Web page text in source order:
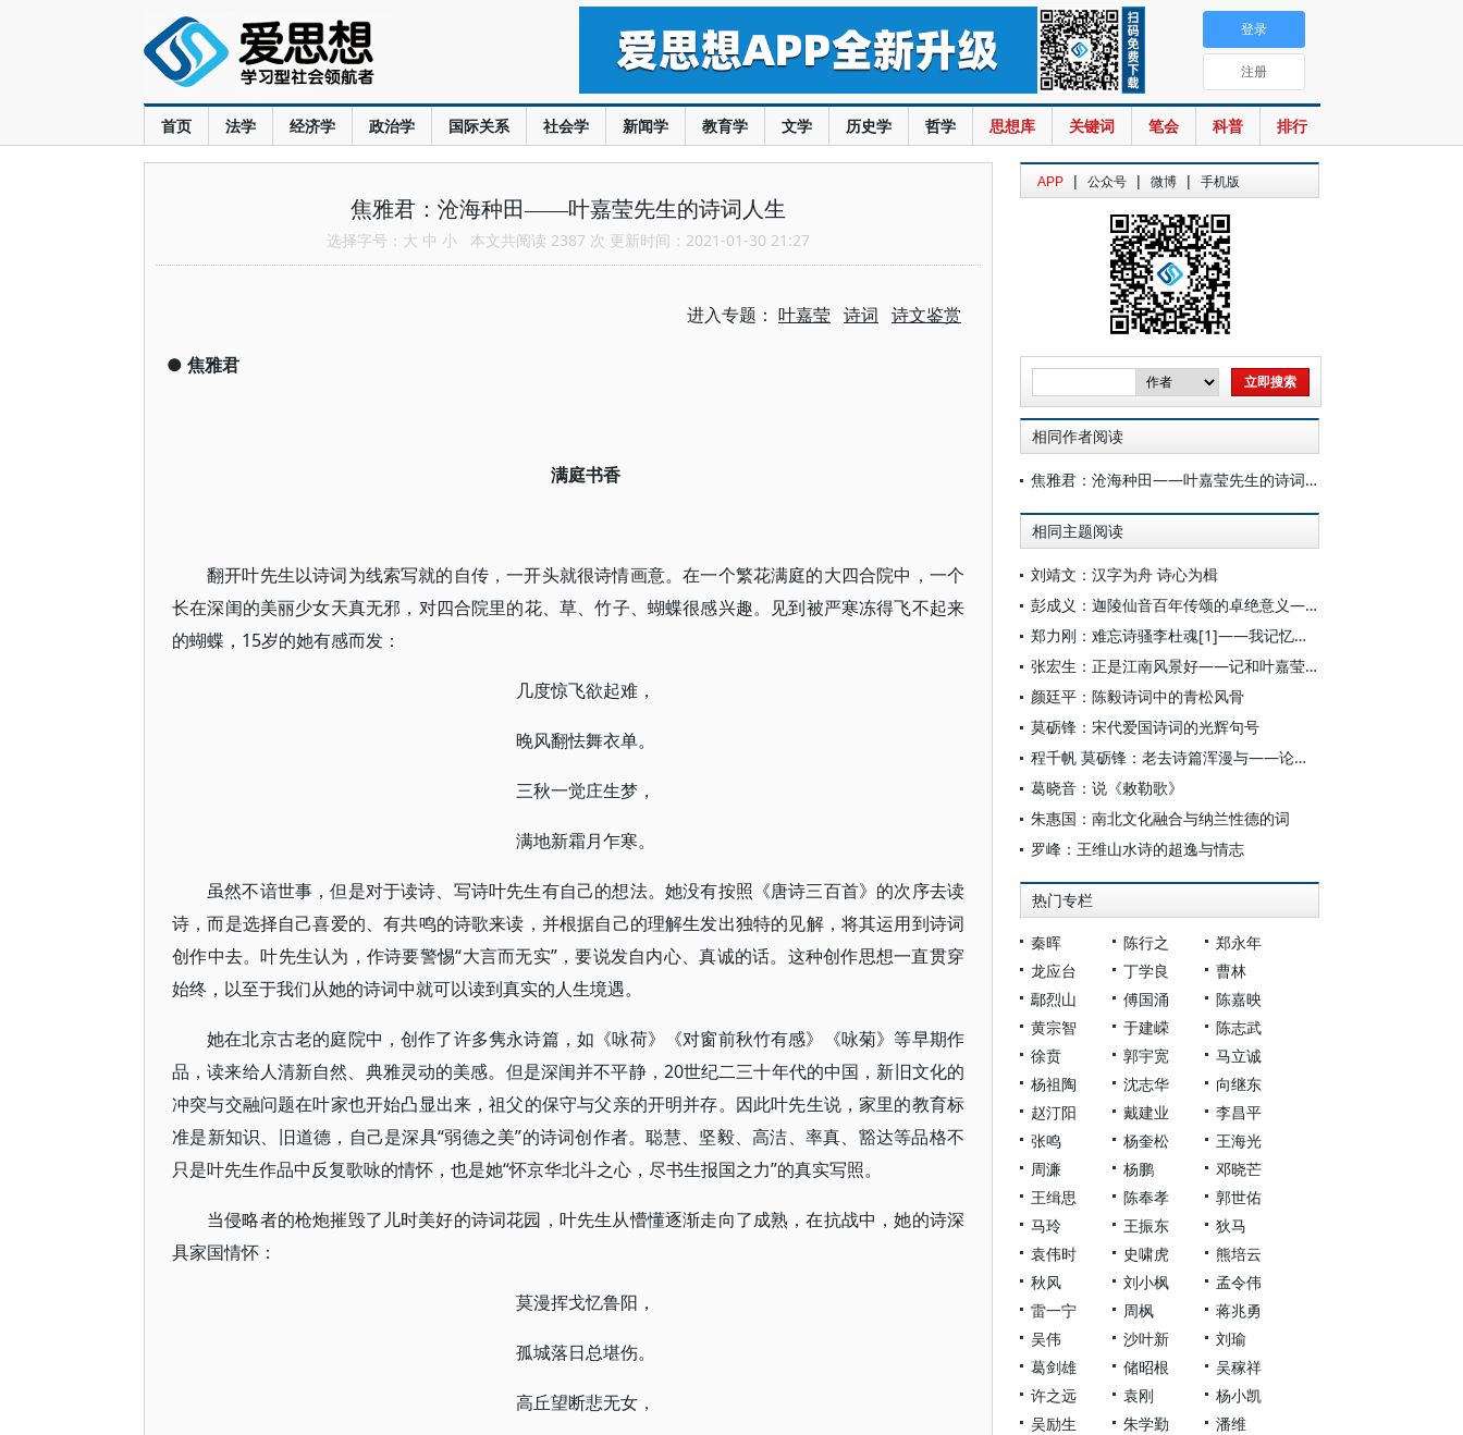
首页 法学 经济学 政治学 国际关系 社会学 新闻学 教育学 文学 历史学 哲学 思想库 关键词 笔会 科普 排行
登录
注册
焦雅君：沧海种田——叶嘉莹先生的诗词人生
选择字号： 大 中 小 本文共阅读 2387 次 更新时间：2021-01-30 21:27
进入专题： 叶嘉莹 诗词 诗文鉴赏
● 焦雅君
满庭书香
翻开叶先生以诗词为线索写就的自传，一开头就很诗情画意。在一个繁花满庭的大四合院中，一个
长在深闺的美丽少女天真无邪，对四合院里的花、草、竹子、蝴蝶很感兴趣。见到被严寒冻得飞不起来
的蝴蝶，15岁的她有感而发：
几度惊飞欲起难，
晚风翻怯舞衣单。
三秋一觉庄生梦，
满地新霜月乍寒。
虽然不谙世事，但是对于读诗、写诗叶先生有自己的想法。她没有按照《唐诗三百首》的次序去读
诗，而是选择自己喜爱的、有共鸣的诗歌来读，并根据自己的理解生发出独特的见解，将其运用到诗词
创作中去。叶先生认为，作诗要警惕“大言而无实”，要说发自内心、真诚的话。这种创作思想一直贯穿
始终，以至于我们从她的诗词中就可以读到真实的人生境遇。
她在北京古老的庭院中，创作了许多隽永诗篇，如《咏荷》《对窗前秋竹有感》《咏菊》等早期作
品，读来给人清新自然、典雅灵动的美感。但是深闺并不平静，20世纪二三十年代的中国，新旧文化的
冲突与交融问题在叶家也开始凸显出来，祖父的保守与父亲的开明并存。因此叶先生说，家里的教育标
准是新知识、旧道德，自己是深具“弱德之美”的诗词创作者。聪慧、坚毅、高洁、率真、豁达等品格不
只是叶先生作品中反复歌咏的情怀，也是她“怀京华北斗之心，尽书生报国之力”的真实写照。
当侵略者的枪炮摧毁了儿时美好的诗词花园，叶先生从懵懂逐渐走向了成熟，在抗战中，她的诗深
具家国情怀：
莫漫挥戈忆鲁阳，
孤城落日总堪伤。
高丘望断悲无女，
APP | 公众号 | 微博 | 手机版
相同作者阅读
焦雅君：沧海种田——叶嘉莹先生的诗词人生
相同主题阅读
刘靖文：汉字为舟 诗心为楫
彭成义：迦陵仙音百年传颂的卓绝意义——看叶嘉莹先生的文脉传承与文明交融
郑力刚：难忘诗骚李杜魂[1]——我记忆中的叶嘉莹先生
张宏生：正是江南风景好——记和叶嘉莹先生在南京的三次见面
颜廷平：陈毅诗词中的青松风骨
莫砺锋：宋代爱国诗词的光辉句号
程千帆 莫砺锋：老去诗篇浑漫与——论杜甫晚期今体诗的特点及其对宋人的影响
葛晓音：说《敕勒歌》
朱惠国：南北文化融合与纳兰性德的词
罗峰：王维山水诗的超逸与情志
热门专栏
秦晖 陈行之
郑永年
龙应台
丁学良
曹林
鄢烈山
傅国涌
陈嘉映
黄宗智
于建嵘
陈志武
徐贲
郭宇宽
马立诚
杨祖陶
沈志华
向继东
赵汀阳
戴建业
李昌平
张鸣
杨奎松
王海光
周濂
杨鹏
邓晓芒
王缉思
陈奉孝
郭世佑
马玲
王振东
狄马
袁伟时
史啸虎
熊培云
秋风
刘小枫
孟令伟
雷一宁
周枫
蒋兆勇
吴伟
沙叶新
刘瑜
葛剑雄
储昭根
吴稼祥
许之远
袁刚
杨小凯
吴励生
朱学勤
潘维